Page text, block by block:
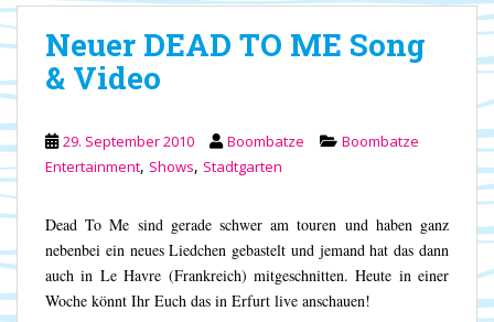
a
c
t
e
n
Neuer DEAD TO ME Song
& Video
29. September 2010 Boombatze
Boombatze
Entertainment, Shows, Stadtgarten
Dead To Me sind gerade schwer am touren und haben ganz
nebenbei ein neues Liedchen gebastelt und jemand hat das dann
auch in Le Havre (Frankreich) mitgeschnitten. Heute in einer
Woche könnt Ihr Euch das in Erfurt live anschauen!